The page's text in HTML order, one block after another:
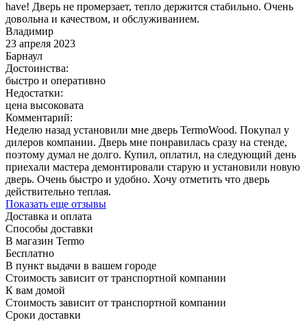
have! Дверь не промерзает, тепло держится стабильно. Очень
довольна и качеством, и обслуживанием.
Владимир
23 апреля 2023
Барнаул
Достоинства:
быстро и оперативно
Недостатки:
цена высоковата
Комментарий:
Неделю назад установили мне дверь TermoWood. Покупал у
дилеров компании. Дверь мне понравилась сразу на стенде,
поэтому думал не долго. Купил, оплатил, на следующий день
приехали мастера демонтировали старую и установили новую
дверь. Очень быстро и удобно. Хочу отметить что дверь
действительно теплая.
Показать еще отзывы
Доставка и оплата
Способы доставки
В магазин Termo
Бесплатно
В пункт выдачи в вашем городе
Стоимость зависит от транспортной компании
К вам домой
Стоимость зависит от транспортной компании
Сроки доставки